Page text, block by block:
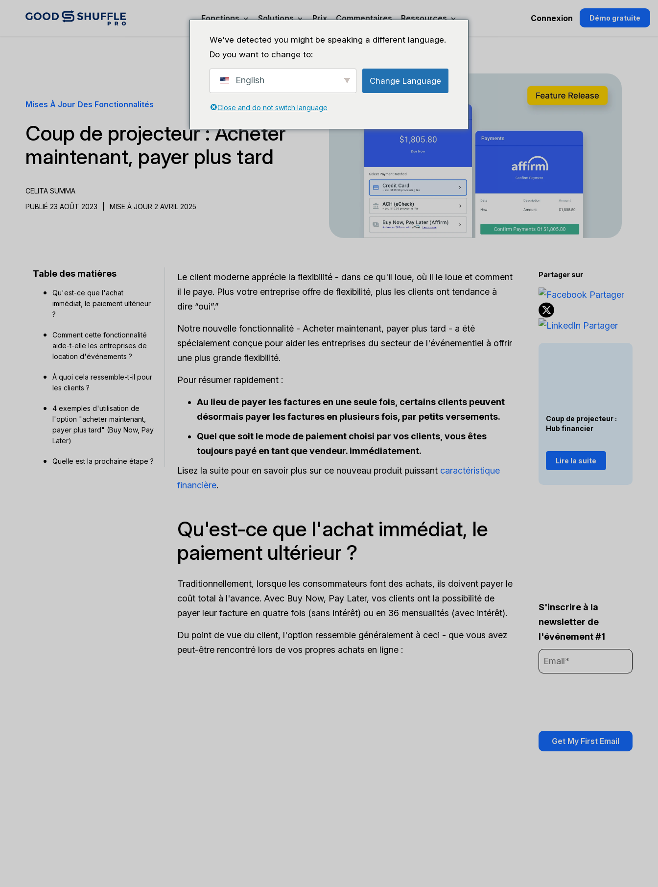
Fonctions Solutions Prix Commentaires Ressources Connexion Démo gratuite
Mises À Jour Des Fonctionnalités
Coup de projecteur : Acheter
maintenant, payer plus tard
CELITA SUMMA
PUBLIÉ 23 AOÛT 2023
MISE À JOUR 2 AVRIL 2025
Table des matières
Qu'est-ce que l'achat
immédiat, le paiement ultérieur
?
Comment cette fonctionnalité
aide-t-elle les entreprises de
location d'événements ?
À quoi cela ressemble-t-il pour
les clients ?
4 exemples d'utilisation de
l'option "acheter maintenant,
payer plus tard" (Buy Now, Pay
Later)
Quelle est la prochaine étape ?
Le client moderne apprécie la flexibilité - dans ce qu'il loue, où il le loue et comment
il le paye. Plus votre entreprise offre de flexibilité, plus les clients ont tendance à
dire “oui”.”
Notre nouvelle fonctionnalité - Acheter maintenant, payer plus tard - a été
spécialement conçue pour aider les entreprises du secteur de l'événementiel à offrir
une plus grande flexibilité.
Pour résumer rapidement :
Au lieu de payer les factures en une seule fois, certains clients peuvent
désormais payer les factures en plusieurs fois, par petits versements.
Quel que soit le mode de paiement choisi par vos clients, vous êtes
toujours payé en tant que vendeur. immédiatement.
Lisez la suite pour en savoir plus sur ce nouveau produit puissant caractéristique
financière.
Qu'est-ce que l'achat immédiat, le
paiement ultérieur ?
Traditionnellement, lorsque les consommateurs font des achats, ils doivent payer le
coût total à l'avance. Avec Buy Now, Pay Later, vos clients ont la possibilité de
payer leur facture en quatre fois (sans intérêt) ou en 36 mensualités (avec intérêt).
Du point de vue du client, l'option ressemble généralement à ceci - que vous avez
peut-être rencontré lors de vos propres achats en ligne :
Partager sur
Coup de projecteur :
Hub financier
Lire la suite
S'inscrire à la
newsletter de
l'événement #1
We've detected you might be speaking a different language.
Do you want to change to:
English Change Language
Close and do not switch language